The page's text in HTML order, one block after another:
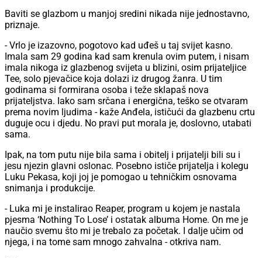
Baviti se glazbom u manjoj sredini nikada nije jednostavno,
priznaje.
- Vrlo je izazovno, pogotovo kad uđeš u taj svijet kasno.
Imala sam 29 godina kad sam krenula ovim putem, i nisam
imala nikoga iz glazbenog svijeta u blizini, osim prijateljice
Tee, solo pjevačice koja dolazi iz drugog žanra. U tim
godinama si formirana osoba i teže sklapaš nova
prijateljstva. Iako sam srčana i energična, teško se otvaram
prema novim ljudima - kaže Anđela, ističući da glazbenu crtu
duguje ocu i djedu. No pravi put morala je, doslovno, utabati
sama.
Ipak, na tom putu nije bila sama i obitelj i prijatelji bili su i
jesu njezin glavni oslonac. Posebno ističe prijatelja i kolegu
Luku Pekasa, koji joj je pomogao u tehničkim osnovama
snimanja i produkcije.
- Luka mi je instalirao Reaper, program u kojem je nastala
pjesma ‘Nothing To Lose’ i ostatak albuma Home. On me je
naučio svemu što mi je trebalo za početak. I dalje učim od
njega, i na tome sam mnogo zahvalna - otkriva nam.